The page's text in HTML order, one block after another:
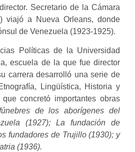
Secretario de la Cámara
viajó a Nueva Orleans, donde
de Venezuela (1923-1925).
Políticas de la Universidad
escuela de la que fue director
carrera desarrolló una serie de
Lingüística, Historia y
concretó importantes obras
de los aborígenes del
(1927); La fundación de
fundadores de Trujillo (1930); y
(1936).